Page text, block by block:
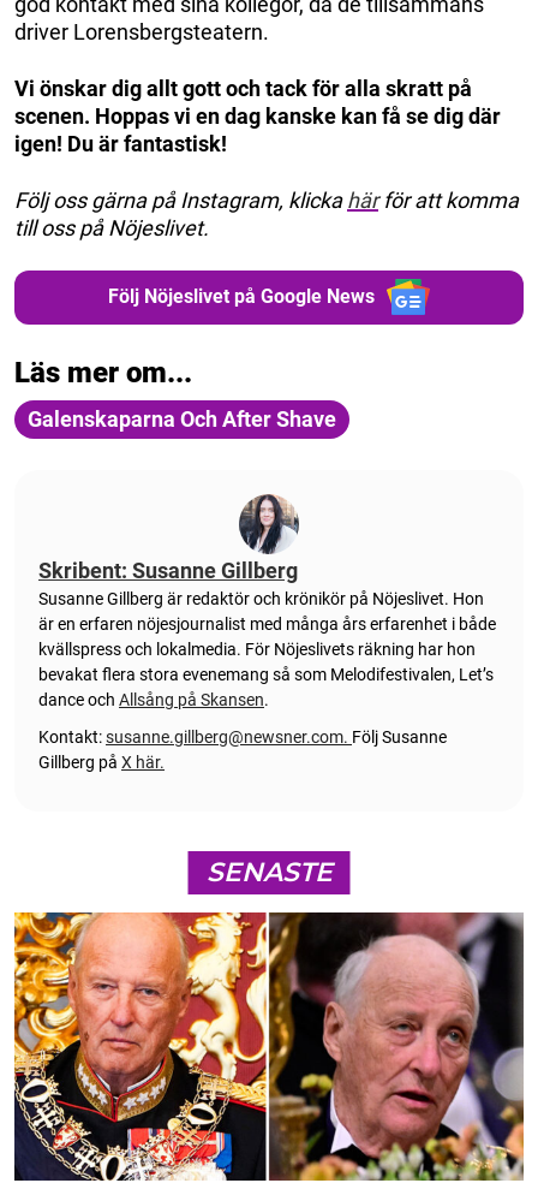
driver Lorensbergsteatern.
Vi önskar dig allt gott och tack för alla skratt på
scenen. Hoppas vi en dag kanske kan få se dig där
igen! Du är fantastisk!
Följ oss gärna på Instagram, klickahärför att komma
till oss på Nöjeslivet.
Följ Nöjeslivet på Google News
Läs mer om...
Galenskaparna Och After Shave
Skribent: Susanne Gillberg
Susanne Gillberg är redaktör och krönikör på Nöjeslivet. Hon
är en erfaren nöjesjournalist med många års erfarenhet i både
kvällspress och lokalmedia. För Nöjeslivets räkning har hon
bevakat flera stora evenemang så som Melodifestivalen, Let’s
dance och Allsång på Skansen.
Kontakt:susanne.gillberg@newsner.com. Följ Susanne
Gillberg på X här.
SENASTE